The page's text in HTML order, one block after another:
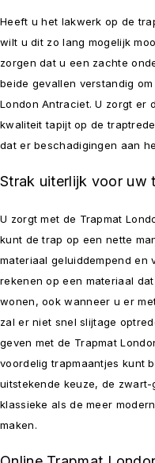
Heeft u het lakwerk op de
wilt u dit zo lang mogelijk
zorgen dat u een zachte
beide gevallen verstandig
London Antraciet. U zorgt er
kwaliteit tapijt op de
dat er beschadigingen aan
Strak uiterlijk voor uw
U zorgt met de Trapmat
kunt de trap op een nette
materiaal geluiddempend en
rekenen op een materiaal
wonen, ook wanneer u er
zal er niet snel slijtage
geven met de Trapmat
voordelig trapmaantjes kunt
uitstekende keuze, de
klassieke als de meer
maken.